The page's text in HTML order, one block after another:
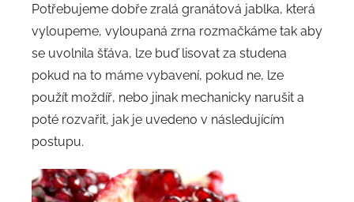
Potřebujeme dobře zralá granátová jablka, která
vyloupeme, vyloupaná zrna rozmačkáme tak aby
se uvolnila šťáva, lze buď lisovat za studena
pokud na to máme vybavení, pokud ne, lze
použít moždíř, nebo jinak mechanicky narušit a
poté rozvařit, jak je uvedeno v následujícím
postupu.